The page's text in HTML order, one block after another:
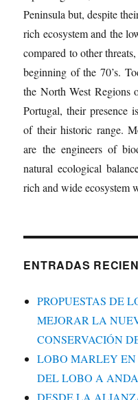
Peninsula but, despite
rich ecosystem and the
compared to other
beginning of the 70’s.
the North West Regions
Portugal, their presence
of their historic range.
are the engineers of
natural ecological
rich and wide ecosystem
ENTRADAS
PROPUESTAS DE
MEJORAR LA
CONSERVACIÓN
LOBO MARLEY
DEL LOBO A
DESDE LA